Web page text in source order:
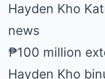
Hayden Kho
news
₱100 million
Hayden Kho